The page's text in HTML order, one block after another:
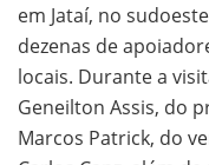
em Jataí, no
dezenas de
locais. Durante a
Geneilton Assis, do
Marcos Patrick, do